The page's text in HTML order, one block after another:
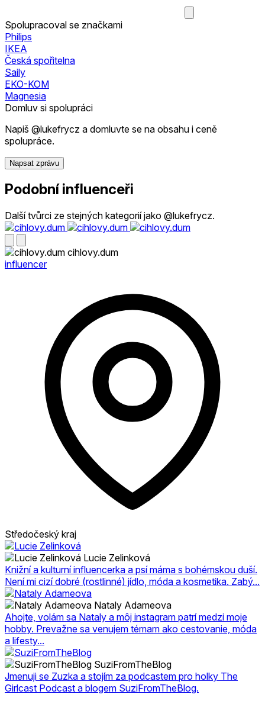
Spolupracoval se značkami
Philips
IKEA
Česká spořitelna
Saily
EKO-KOM
Magnesia
Domluv si spolupráci
Napiš @lukefrycz a domluvte se na obsahu i ceně
spolupráce.
Napsat zprávu
Podobní influenceři
Další tvůrci ze stejných kategorií jako @lukefrycz.
cihlovy.dum
influencer
Středočeský kraj
Lucie Zelinková
Knižní a kulturní influencerka a psí máma s bohémskou duší.
Není mi cizí dobré (rostlinné) jídlo, móda a kosmetika. Zabý...
Nataly Adameova
Ahojte, volám sa Nataly a môj instagram patrí medzi moje
hobby. Prevažne sa venujem témam ako cestovanie, móda
a lifesty...
SuziFromTheBlog
Jmenuji se Zuzka a stojím za podcastem pro holky The
Girlcast Podcast a blogem SuziFromTheBlog.